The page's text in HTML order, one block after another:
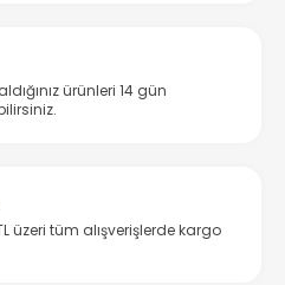
ürünleri 14 gün
üzeri tüm alışverişlerde kargo